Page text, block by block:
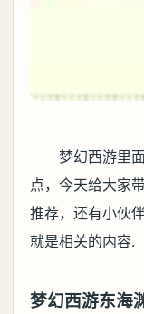
梦幻西游里
点，今天给大家
推荐，还有小伙
就是相关的内容.
梦幻西游东海